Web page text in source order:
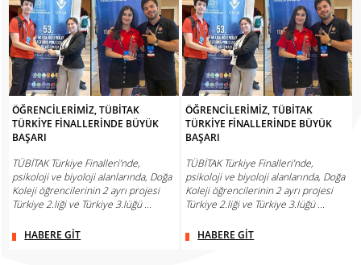
ÖĞRENCİLERİMİZ, TÜBİTAK
TÜRKİYE FİNALLERİNDE BÜYÜK
BAŞARI
TÜBİTAK Türkiye Finalleri’nde,
psikoloji ve biyoloji alanlarında, Doğa
Koleji öğrencilerinin 2 ayrı projesi
Türkiye 2.liği ve Türkiye 3.lüğü ...
HABERE GİT
ÖĞRENCİLERİMİZ, TÜBİTAK
TÜRKİYE FİNALLERİNDE BÜYÜK
BAŞARI
TÜBİTAK Türkiye Finalleri’nde,
psikoloji ve biyoloji alanlarında, Doğa
Koleji öğrencilerinin 2 ayrı projesi
Türkiye 2.liği ve Türkiye 3.lüğü ...
HABERE GİT